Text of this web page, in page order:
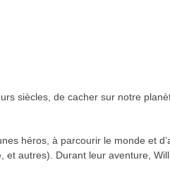
siècles, de cacher sur notre
héros, à parcourir le monde et
autres). Durant leur aventure,